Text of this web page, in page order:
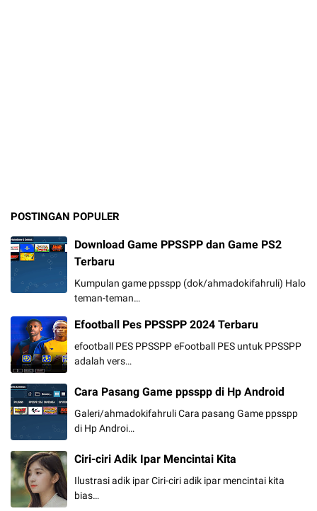
POSTINGAN POPULER
Download Game PPSSPP dan Game PS2
Terbaru
Kumpulan game ppsspp (dok/ahmadokifahruli) Halo
teman-teman…
Efootball Pes PPSSPP 2024 Terbaru
efootball PES PPSSPP eFootball PES untuk PPSSPP
adalah vers…
Cara Pasang Game ppsspp di Hp Android
Galeri/ahmadokifahruli Cara pasang Game ppsspp
di Hp Androi…
Ciri-ciri Adik Ipar Mencintai Kita
Ilustrasi adik ipar Ciri-ciri adik ipar mencintai kita
bias…